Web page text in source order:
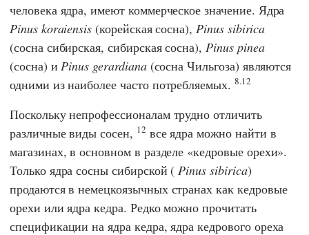
человека ядра, имеют коммерческое значение. Ядра
Pinus koraiensis (корейская сосна), Pinus sibirica
(сосна сибирская, сибирская сосна), Pinus pinea
(сосна) и Pinus gerardiana(сосна Чильгоза) являются
одними из наиболее часто потребляемых. 8.12
Поскольку непрофессионалам трудно отличить
различные виды сосен, 12 все ядра можно найти в
магазинах, в основном в разделе «кедровые орехи».
Только ядра сосны сибирской ( Pinus sibirica)
продаются в немецкоязычных странах как кедровые
орехи или ядра кедра. Редко можно прочитать
спецификации на ядра кедра, ядра кедрового ореха